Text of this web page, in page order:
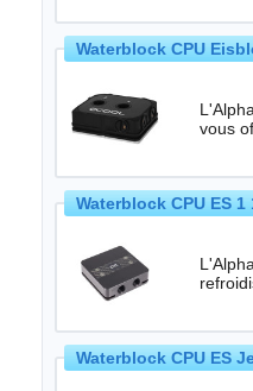
Waterblock CPU
Waterblock CPU ES
Waterblock CPU ES